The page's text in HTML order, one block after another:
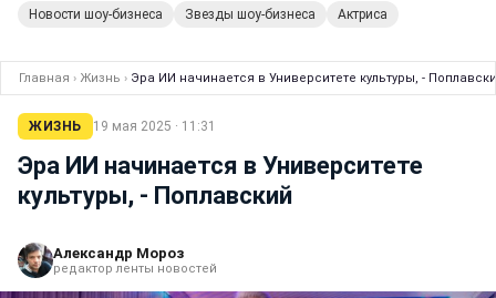
Новости шоу-бизнеса Звезды шоу-бизнеса Актриса
Главная › Жизнь › Эра ИИ начинается в Университете культуры, -
ЖИЗНЬ 19 мая 2025 · 11:31
Эра ИИ начинается в Университете
культуры, - Поплавский
Александр Мороз
редактор ленты новостей